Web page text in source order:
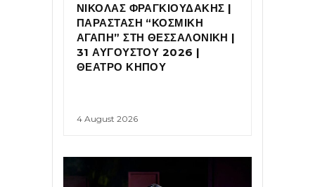
ΝΙΚΟΛΑΣ ΦΡΑΓΚΙΟΥΔΑΚΗΣ |
ΠΑΡΑΣΤΑΣΗ “ΚΟΣΜΙΚΗ
ΑΓΑΠΗ” ΣΤΗ ΘΕΣΣΑΛΟΝΙΚΗ |
31 ΑΥΓΟΥΣΤΟΥ 2026 |
ΘΕΑΤΡΟ ΚΗΠΟΥ
4 August 2026